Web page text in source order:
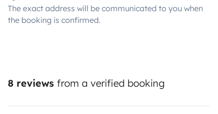
The exact address will be communicated to you when
the booking is confirmed.
8 reviews from a verified booking